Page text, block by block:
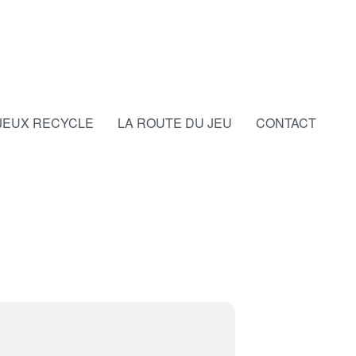
RECYCLE LA ROUTE DU JEU CONTACT